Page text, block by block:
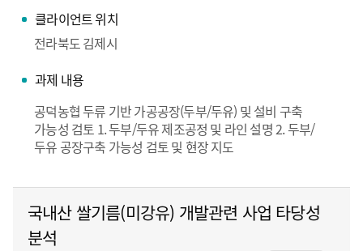
클라이언트 위치
전라북도 김제시
과제 내용
공덕농협 두류 기반 가공공장(두부/두유) 및 설비 구축
가능성 검토 1. 두부/두유 제조공정 및 라인 설명 2. 두부/
두유 공장구축 가능성 검토 및 현장 지도
국내산 쌀기름(미강유) 개발관련 사업 타당성
분석